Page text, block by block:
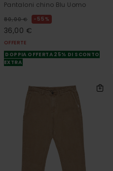
Pantaloni chino Blu Uomo
80,00 € 55%
36,00 €
OFFERTE
DOPPIA OFFERTA 25% DI SCONTO
EXTRA